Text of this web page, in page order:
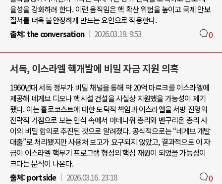
율성을 강화하려 한다. 이런 움직임은 핵 확산 위험을 높이고 국제 안보
질서를 더욱 불안정하게 만드는 요인으로 작용한다.
출처: the conversation 2026.03.19. 9:53 0
서독, 이스라엘 핵개발에 비밀 자금 지원 의혹
1960년대 서독 정부가 비밀 채널을 통해 약 20억 마르크를 이스라엘에
제공해 네게브 디모나 핵시설 건설을 사실상 지원했을 가능성이 제기
됐다. 이는 홀로코스트에 대한 도덕적 책임과 이스라엘을 서방 진영의
전략적 거점으로 보는 인식 속에서 아데나워 총리와 벤구리온 총리 사
이의 비밀 합의로 추진된 것으로 알려졌다. 공식적으로는 “네게브 개발
대출”로 처리됐지만 사용처 보고가 요구되지 않았고, 결과적으로 이 자
금이 이스라엘 핵무기 프로그램 형성의 핵심 재원이 되었을 가능성이
크다는 분석이 나온다.
출처: portside 2026.03.16. 23:18 0